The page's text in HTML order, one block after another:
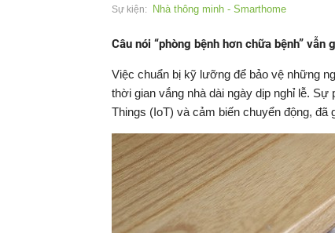
Sự kiện: Nhà thông minh - Smarthome
Câu nói “phòng bệnh hơn chữa bệnh”
Việc chuẩn bị kỹ lưỡng để bảo vệ những
thời gian vắng nhà dài ngày dịp nghỉ lễ. Sự
Things (IoT) và cảm biến chuyển động,